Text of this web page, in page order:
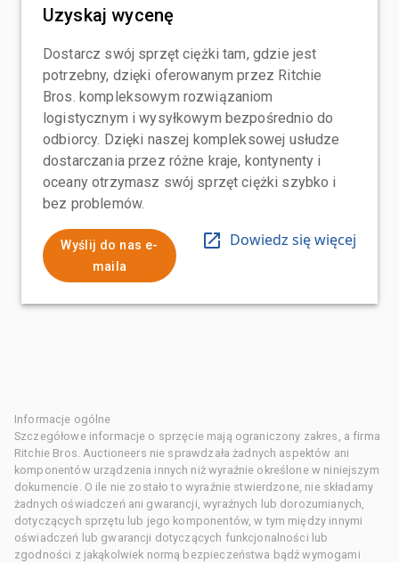
Uzyskaj wycenę
Dostarcz swój sprzęt ciężki tam, gdzie jest
potrzebny, dzięki oferowanym przez Ritchie
Bros. kompleksowym rozwiązaniom
logistycznym i wysyłkowym bezpośrednio do
odbiorcy. Dzięki naszej kompleksowej usłudze
dostarczania przez różne kraje, kontynenty i
oceany otrzymasz swój sprzęt ciężki szybko i
bez problemów.
Wyślij do nas e-
maila
Dowiedz się więcej
Informacje ogólne
Szczegółowe informacje o sprzęcie mają ograniczony zakres, a firma
Ritchie Bros. Auctioneers nie sprawdzała żadnych aspektów ani
komponentów urządzenia innych niż wyraźnie określone w niniejszym
dokumencie. O ile nie zostało to wyraźnie stwierdzone, nie składamy
żadnych oświadczeń ani gwarancji, wyraźnych lub dorozumianych,
dotyczących sprzętu lub jego komponentów, w tym między innymi
oświadczeń lub gwarancji dotyczących funkcjonalności lub
zgodności z jakąkolwiek normą bezpieczeństwa bądź wymogami